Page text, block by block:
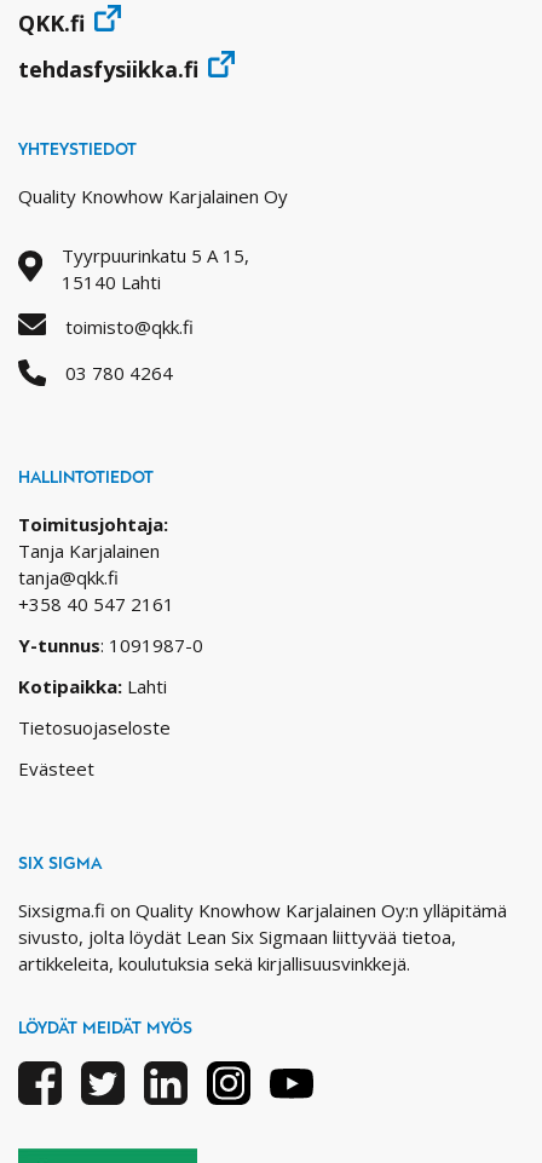
QKK.fi
tehdasfysiikka.fi
YHTEYSTIEDOT
Quality Knowhow Karjalainen Oy
Tyyrpuurinkatu 5 A 15,
15140 Lahti
toimisto@qkk.fi
03 780 4264
HALLINTOTIEDOT
Toimitusjohtaja:
Tanja Karjalainen
tanja@qkk.fi
+358 40 547 2161
Y-tunnus: 1091987-0
Kotipaikka: Lahti
Tietosuojaseloste
Evästeet
SIX SIGMA
Sixsigma.fi on Quality Knowhow Karjalainen Oy:n ylläpitämä
sivusto, jolta löydät Lean Six Sigmaan liittyvää tietoa,
artikkeleita, koulutuksia sekä kirjallisuusvinkkejä.
LÖYDÄT MEIDÄT MYÖS
FacebookTwitter LinkedinInstagramYoutube